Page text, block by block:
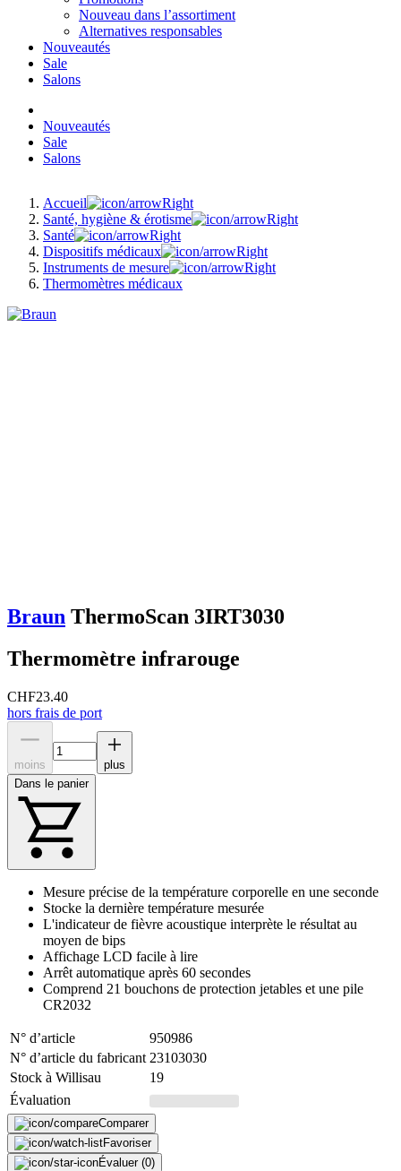
Nouveau dans l’assortiment
Alternatives responsables
Nouveautés
Sale
Salons
Nouveautés
Sale
Salons
Accueil
Santé, hygiène & érotisme
Santé
Dispositifs médicaux
Instruments de mesure
Thermomètres médicaux
Braun ThermoScan 3IRT3030
Thermomètre infrarouge
CHF23.40
hors frais de port
moins
plus
Dans le panier
Mesure précise de la température corporelle en une seconde
Stocke la dernière température mesurée
L'indicateur de fièvre acoustique interprète le résultat au
moyen de bips
Affichage LCD facile à lire
Arrêt automatique après 60 secondes
Comprend 21 bouchons de protection jetables et une pile
CR2032
N° d’article
950986
N° d’article du fabricant 23103030
Stock à Willisau
19
Évaluation
Comparer
Favoriser
Évaluer (0)